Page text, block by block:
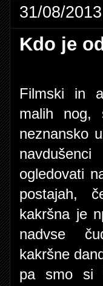
31/08/2013
Kdo je
Filmski in
malih nog,
neznansko
ogledovati
postajah,
kakršna je
nadvse
kakršne
pa smo si